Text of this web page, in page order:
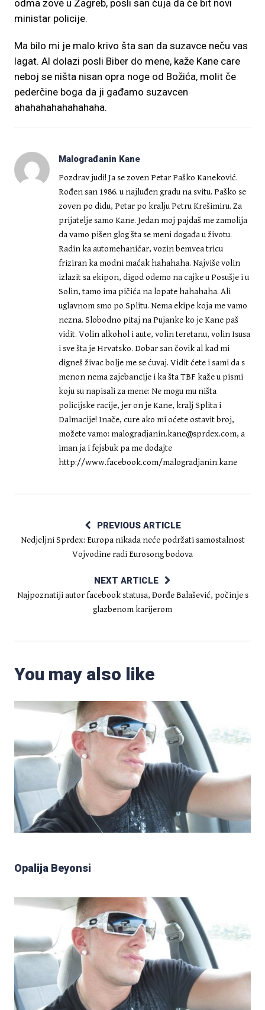
odma zove u Zagreb, posli san ćuja da če bit novi
ministar policije.
Ma bilo mi je malo krivo šta san da suzavce neču vas
lagat. Al dolazi posli Biber do mene, kaže Kane care
neboj se ništa nisan opra noge od Božića, molit če
pederčine boga da ji gađamo suzavcen
ahahahahahahahaha.
Malograđanin Kane
Pozdrav judi! Ja se zoven Petar Paško Kaneković.
Rođen san 1986. u najluđen gradu na svitu. Paško se
zoven po didu, Petar po kralju Petru Krešimiru. Za
prijatelje samo Kane. Jedan moj pajdaš me zamolija
da vamo pišen glog šta se meni događa u životu.
Radin ka automehanićar, vozin bemvea tricu
friziran ka modni maćak hahahaha. Najviše volin
izlazit sa ekipon, digod odemo na cajke u Posušje i u
Solin, tamo ima pičića na lopate hahahaha. Ali
uglavnom smo po Splitu. Nema ekipe koja me vamo
nezna. Slobodno pitaj na Pujanke ko je Kane paš
vidit. Volin alkohol i aute, volin teretanu, volin Isusa
i sve šta je Hrvatsko. Dobar san čovik al kad mi
digneš živac bolje me se ćuvaj. Vidit ćete i sami da s
menon nema zajebancije i ka šta TBF kaže u pismi
koju su napisali za mene: Ne mogu mu ništa
policijske racije, jer on je Kane, kralj Splita i
Dalmacije! Inače, cure ako mi oćete ostavit broj,
možete vamo: malogradjanin.kane@sprdex.com, a
iman ja i fejsbuk pa me dodajte
http://www.facebook.com/malogradjanin.kane
PREVIOUS ARTICLE
Nedjeljni Sprdex: Europa nikada neće podržati samostalnost
Vojvodine radi Eurosong bodova
NEXT ARTICLE
Najpoznatiji autor facebook statusa, Đorđe Balašević, počinje s
glazbenom karijerom
You may also like
Opalija Beyonsi